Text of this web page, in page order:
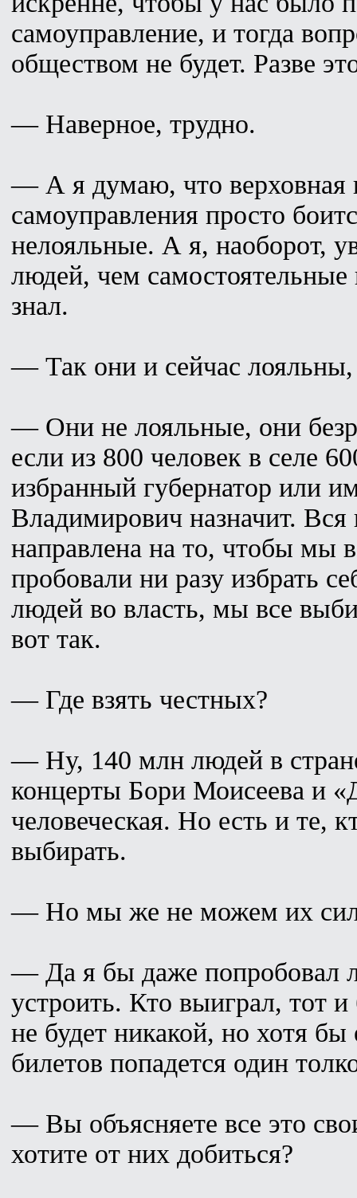
самоуправление, и тогда
обществом не будет. Разве
— Наверное, трудно.
— А я думаю, что верховная
самоуправления просто
нелояльные. А я, наоборот,
людей, чем самостоятельные
знал.
— Так они и сейчас лояльны,
— Они не лояльные, они
если из 800 человек в селе
избранный губернатор или
Владимирович назначит.
направлена на то, чтобы
пробовали ни разу избрать
людей во власть, мы все
вот так.
— Где взять честных?
— Ну, 140 млн людей в
концерты Бори Моисеева и
человеческая. Но есть и те,
выбирать.
— Но мы же не можем их
— Да я бы даже попробовал
устроить. Кто выиграл, тот
не будет никакой, но хотя
билетов попадется один
— Вы объясняете все это
хотите от них добиться?